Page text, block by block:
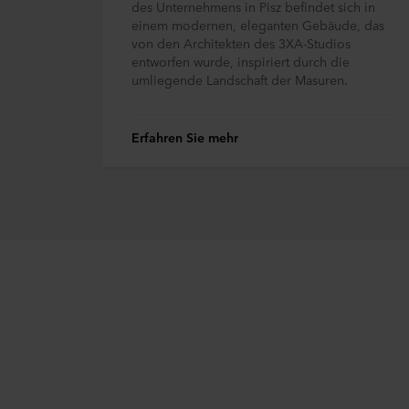
personenbezogenen Daten
dasselbe ist wie in der EU/
Im Folgenden erfahren Sie
des Unternehmens in Pisz befindet sich in
einem modernen, eleganten Gebäude, das
von den Architekten des 3XA-Studios
entworfen wurde, inspiriert durch die
umliegende Landschaft der Masuren.
Erfahren Sie mehr